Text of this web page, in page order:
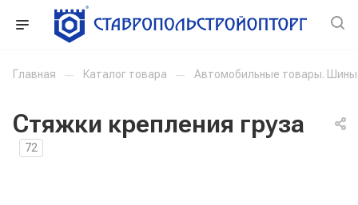
Главная — Каталог товара — Автомобильные товары. Шины
Стяжки крепления груза
72